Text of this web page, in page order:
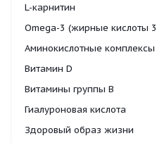
L-карнитин
Omega-3 (жирные кислоты
Аминокислотные комплексы
Витамин D
Витамины группы B
Гиалуроновая кислота
Здоровый образ жизни